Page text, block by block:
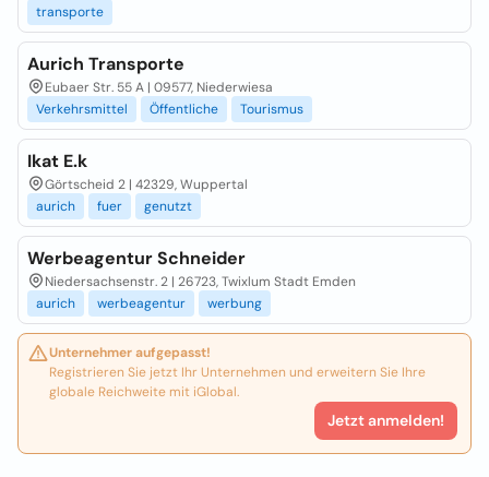
transporte
Aurich Transporte
Eubaer Str. 55 A | 09577, Niederwiesa
Verkehrsmittel
Öffentliche Tourismus
Ikat E.k
Görtscheid 2 | 42329, Wuppertal
aurich
fuer genutzt
Werbeagentur Schneider
Niedersachsenstr. 2 | 26723, Twixlum Stadt Emden
aurich
werbeagentur werbung
Unternehmer aufgepasst!
Registrieren Sie jetzt Ihr Unternehmen und erweitern Sie Ihre
globale Reichweite mit iGlobal.
Jetzt anmelden!